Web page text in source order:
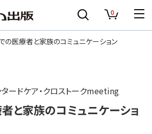
0
の医療者と家族のコミュニケーション
ードケア・クロストークmeeting
と家族のコミュニケーショ